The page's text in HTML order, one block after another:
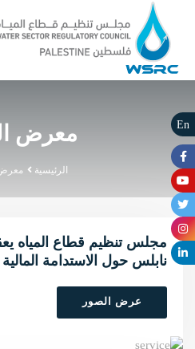
معرض
الرئيسية معرض
مجلس تنظيم قطاع المياه
نابلس حول الاستدامة
عرض الصور
En